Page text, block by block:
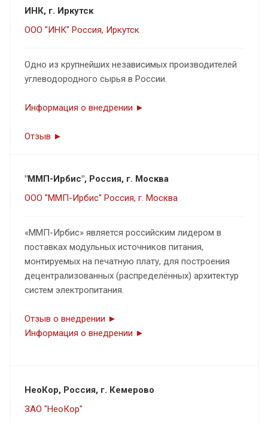
ИНК, г. Иркутск
ООО "ИНК" Россия, Иркутск
Одно из крупнейших независимых производителей
углеводородного сырья в России.
Информация о внедрении ►
Отзыв ►
"ММП-Ирбис", Россия, г. Москва
ООО "ММП-Ирбис" Россия, г. Москва
«ММП-Ирбис» является российским лидером в
поставках модульных источников питания,
монтируемых на печатную плату, для построения
децентрализованных (распределённых) архитектур
систем электропитания.
Отзыв о внедрении ►
Информация о внедрении ►
НеоКор, Россия, г. Кемерово
ЗАО "НеоКор"